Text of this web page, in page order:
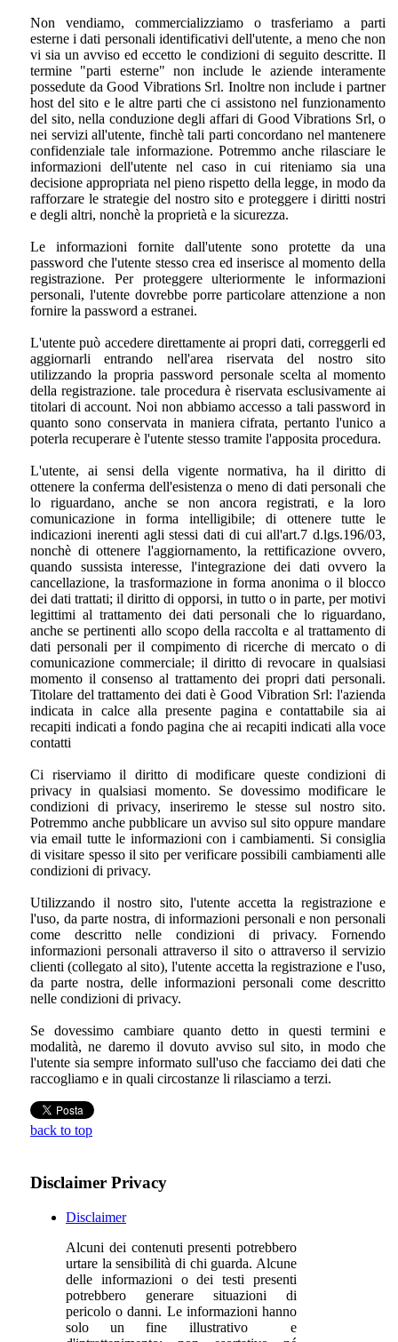
Non vendiamo, commercializziamo o trasferiamo a parti
esterne i dati personali identificativi dell'utente, a meno che non
vi sia un avviso ed eccetto le condizioni di seguito descritte. Il
termine "parti esterne" non include le aziende interamente
possedute da Good Vibrations Srl. Inoltre non include i partner
host del sito e le altre parti che ci assistono nel funzionamento
del sito, nella conduzione degli affari di Good Vibrations Srl, o
nei servizi all'utente, finchè tali parti concordano nel mantenere
confidenziale tale informazione. Potremmo anche rilasciare le
informazioni dell'utente nel caso in cui riteniamo sia una
decisione appropriata nel pieno rispetto della legge, in modo da
rafforzare le strategie del nostro sito e proteggere i diritti nostri
e degli altri, nonchè la proprietà e la sicurezza.
Le informazioni fornite dall'utente sono protette da una
password che l'utente stesso crea ed inserisce al momento della
registrazione. Per proteggere ulteriormente le informazioni
personali, l'utente dovrebbe porre particolare attenzione a non
fornire la password a estranei.
L'utente può accedere direttamente ai propri dati, correggerli ed
aggiornarli entrando nell'area riservata del nostro sito
utilizzando la propria password personale scelta al momento
della registrazione. tale procedura è riservata esclusivamente ai
titolari di account. Noi non abbiamo accesso a tali password in
quanto sono conservata in maniera cifrata, pertanto l'unico a
poterla recuperare è l'utente stesso tramite l'apposita procedura.
L'utente, ai sensi della vigente normativa, ha il diritto di
ottenere la conferma dell'esistenza o meno di dati personali che
lo riguardano, anche se non ancora registrati, e la loro
comunicazione in forma intelligibile; di ottenere tutte le
indicazioni inerenti agli stessi dati di cui all'art.7 d.lgs.196/03,
nonchè di ottenere l'aggiornamento, la rettificazione ovvero,
quando sussista interesse, l'integrazione dei dati ovvero la
cancellazione, la trasformazione in forma anonima o il blocco
dei dati trattati; il diritto di opporsi, in tutto o in parte, per motivi
legittimi al trattamento dei dati personali che lo riguardano,
anche se pertinenti allo scopo della raccolta e al trattamento di
dati personali per il compimento di ricerche di mercato o di
comunicazione commerciale; il diritto di revocare in qualsiasi
momento il consenso al trattamento dei propri dati personali.
Titolare del trattamento dei dati è Good Vibration Srl: l'azienda
indicata in calce alla presente pagina e contattabile sia ai
recapiti indicati a fondo pagina che ai recapiti indicati alla voce
contatti
Ci riserviamo il diritto di modificare queste condizioni di
privacy in qualsiasi momento. Se dovessimo modificare le
condizioni di privacy, inseriremo le stesse sul nostro sito.
Potremmo anche pubblicare un avviso sul sito oppure mandare
via email tutte le informazioni con i cambiamenti. Si consiglia
di visitare spesso il sito per verificare possibili cambiamenti alle
condizioni di privacy.
Utilizzando il nostro sito, l'utente accetta la registrazione e
l'uso, da parte nostra, di informazioni personali e non personali
come descritto nelle condizioni di privacy. Fornendo
informazioni personali attraverso il sito o attraverso il servizio
clienti (collegato al sito), l'utente accetta la registrazione e l'uso,
da parte nostra, delle informazioni personali come descritto
nelle condizioni di privacy.
Se dovessimo cambiare quanto detto in questi termini e
modalità, ne daremo il dovuto avviso sul sito, in modo che
l'utente sia sempre informato sull'uso che facciamo dei dati che
raccogliamo e in quali circostanze li rilasciamo a terzi.
back to top
Disclaimer Privacy
Disclaimer
Alcuni dei contenuti presenti potrebbero
urtare la sensibilità di chi guarda. Alcune
delle informazioni o dei testi presenti
potrebbero generare situazioni di
pericolo o danni. Le informazioni hanno
solo un fine illustrativo e